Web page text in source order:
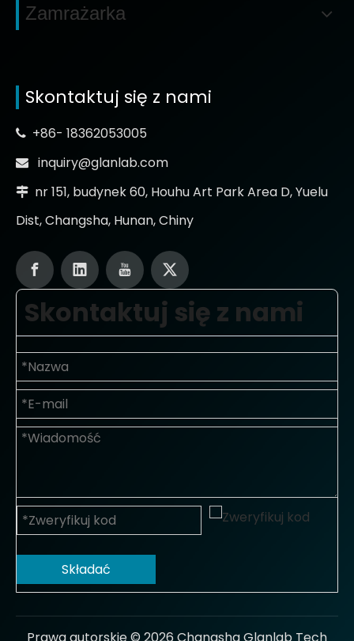
Zamrażarka
Skontaktuj się z nami
 +86- 18362053005
 inquiry@glanlab.com
 nr 151, budynek 60, Houhu Art Park Area D, Yuelu
Dist, Changsha, Hunan, Chiny
Skontaktuj się z nami
Składać